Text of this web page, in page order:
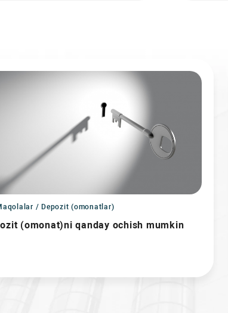
/ Depozit (omonatlar)
(omonat)ni qanday ochish mumkin